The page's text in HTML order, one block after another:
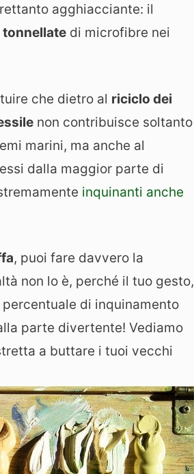
agghiacciante: il
tonnellate di microfibre nei
che dietro al riciclo dei
non contribuisce soltanto
marini, ma anche al
dalla maggior parte di
inquinanti anche
, puoi fare davvero la
non lo è, perché il tuo gesto,
di inquinamento
parte divertente! Vediamo
a buttare i tuoi vecchi